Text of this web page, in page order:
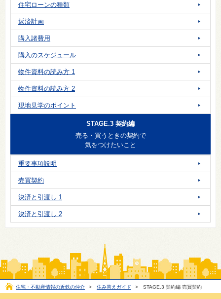
住宅ローンの種類
返済計画
購入諸費用
購入のスケジュール
物件資料の読み方 1
物件資料の読み方 2
現地見学のポイント
STAGE.3 契約編
売る・買うときの契約で
気をつけたいこと
重要事項説明
売買契約
決済と引渡し 1
決済と引渡し 2
住宅・不動産情報の近鉄の仲介 > 住み替えガイド > STAGE.3 契約編 売買契約